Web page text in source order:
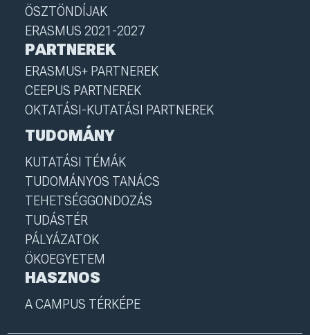
ÖSZTÖNDÍJAK
ERASMUS 2021-2027
PARTNEREK
ERASMUS+ PARTNEREK
CEEPUS PARTNEREK
OKTATÁSI-KUTATÁSI PARTNEREK
TUDOMÁNY
KUTATÁSI TÉMÁK
TUDOMÁNYOS TANÁCS
TEHETSÉGGONDOZÁS
TUDÁSTÉR
PÁLYÁZATOK
ÖKOEGYETEM
HASZNOS
A CAMPUS TÉRKÉPE